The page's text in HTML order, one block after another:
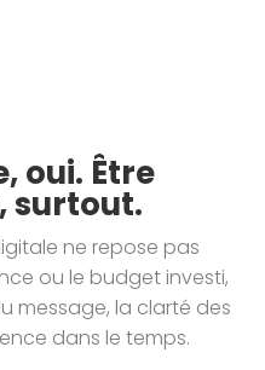
oui. Être
surtout.
ne repose pas
ou le budget investi,
message, la clarté des
dans le temps.